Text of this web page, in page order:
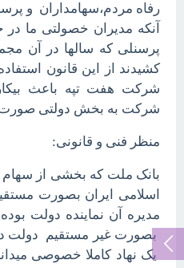
رفاه مردم،سهامداران و
آنکه مدیران خصولتی ما
پرسنلی که سالها در آن
کشیدند از این قانون
شرکت هفت تپه باعث
شرکت به بخش دولتی صورت
منظر فنی و قانونی:
بانک ملت که بخشی از سهام
اسلامی ایران بصورت
مدیره آن نماینده دولت
بصورت غیر مستقیم دولت
یک نهاد کاملا خصوصی